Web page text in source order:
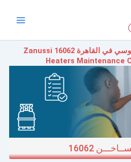
مركز صيانة سخانات زانوسي في القاهرة 16062 Zanussi
Heaters Maintenance
16062